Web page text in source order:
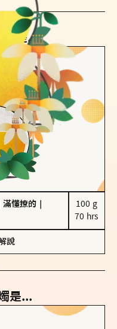
燭是...
滿懂撩的
100 g
70 hrs
說
是...